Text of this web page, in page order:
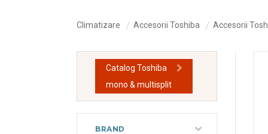
Climatizare Accesorii Toshiba Accesorii
Catalog Toshiba
mono & multisplit
BRAND